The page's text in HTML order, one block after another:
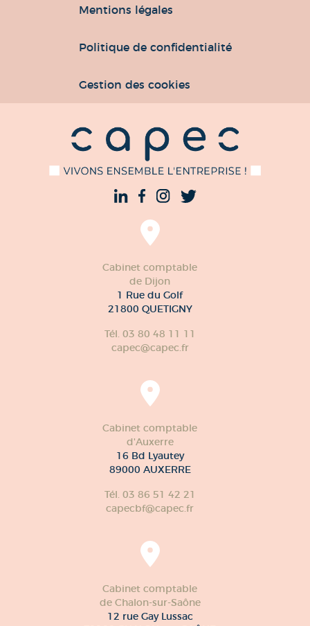
Mentions légales
Politique de confidentialité
Gestion des cookies
Cabinet comptable
de Dijon
1 Rue du Golf
21800 QUETIGNY
Tél. 03 80 48 11 11
capec@capec.fr
Cabinet comptable
d'Auxerre
16 Bd Lyautey
89000 AUXERRE
Tél. 03 86 51 42 21
capecbf@capec.fr
Cabinet comptable
de Chalon-sur-Saône
12 rue Gay Lussac